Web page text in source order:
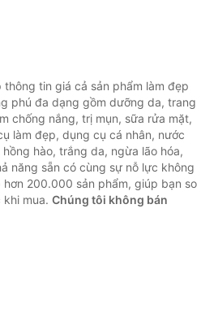
tin giá cả sản phẩm làm đẹp
phú đa dạng gồm dưỡng da, trang
chống nắng, trị mụn, sữa rửa mặt,
làm đẹp, dụng cụ cá nhân, nước
hào, trắng da, ngừa lão hóa,
năng sẵn có cùng sự nỗ lực không
200.000 sản phẩm, giúp bạn so
mua. Chúng tôi không bán